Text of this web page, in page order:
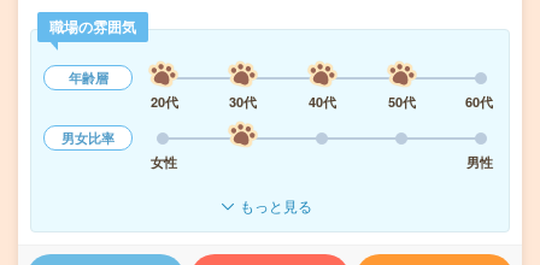
職場の雰囲気
年齢層
20代
30代 40代 50代
60代
男女比率
女性
男性
もっと見る